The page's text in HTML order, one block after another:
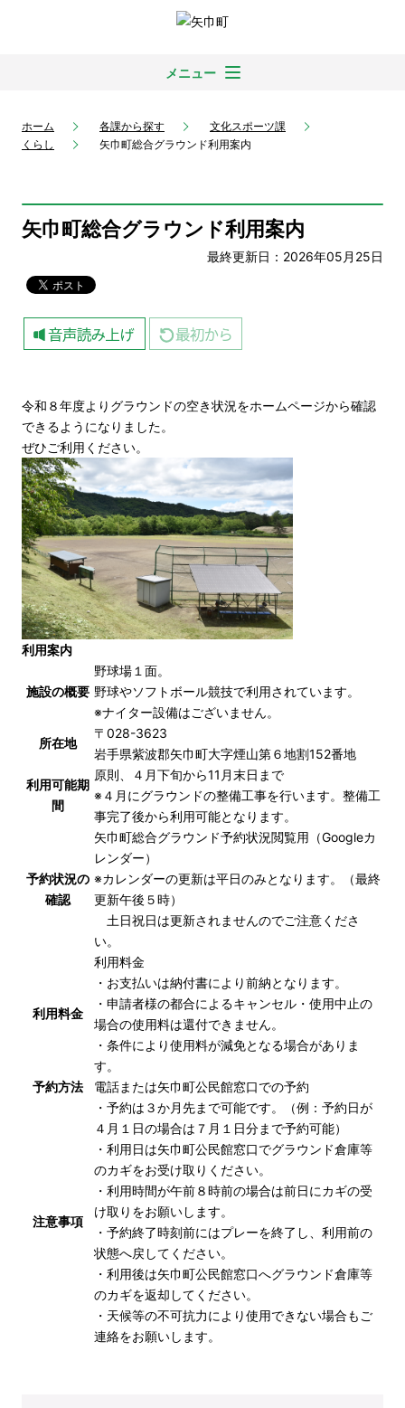
メニュー
ホーム 各課から探す
文化スポーツ課
くらし
矢巾町総合グラウンド利用案内
矢巾町総合グラウンド利用案内
最終更新日：2026年05月25日
令和８年度よりグラウンドの空き状況をホームページから確認
できるようになりました。
ぜひご利用ください。
利用案内
施設の概要
野球場１面。
野球やソフトボール競技で利用されています。
※ナイター設備はございません。
所在地
〒028-3623
岩手県紫波郡矢巾町大字煙山第６地割152番地
利用可能期
間
原則、４月下旬から11月末日まで
※４月にグラウンドの整備工事を行います。整備工
事完了後から利用可能となります。
予約状況の
確認
矢巾町総合グラウンド予約状況閲覧用（Googleカ
レンダー）
※カレンダーの更新は平日のみとなります。（最終
更新午後５時）
土日祝日は更新されませんのでご注意くださ
い。
利用料金
利用料金
・お支払いは納付書により前納となります。
・申請者様の都合によるキャンセル・使用中止の
場合の使用料は還付できません。
・条件により使用料が減免となる場合がありま
す。
予約方法
電話または矢巾町公民館窓口での予約
注意事項
・予約は３か月先まで可能です。（例：予約日が
４月１日の場合は７月１日分まで予約可能）
・利用日は矢巾町公民館窓口でグラウンド倉庫等
のカギをお受け取りください。
・利用時間が午前８時前の場合は前日にカギの受
け取りをお願いします。
・予約終了時刻前にはプレーを終了し、利用前の
状態へ戻してください。
・利用後は矢巾町公民館窓口へグラウンド倉庫等
のカギを返却してください。
・天候等の不可抗力により使用できない場合もご
連絡をお願いします。